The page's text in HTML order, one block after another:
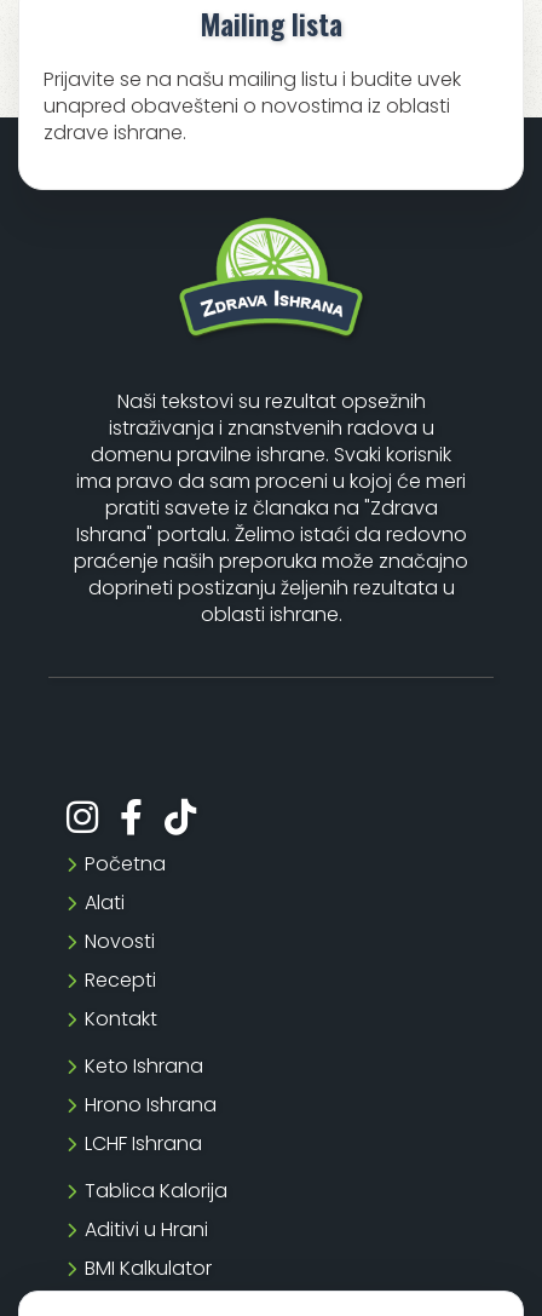
Mailing lista
Prijavite se na našu mailing listu i budite uvek
unapred obavešteni o novostima iz oblasti
zdrave ishrane.
Naši tekstovi su rezultat opsežnih
istraživanja i znanstvenih radova u
domenu pravilne ishrane. Svaki korisnik
ima pravo da sam proceni u kojoj će meri
pratiti savete iz članaka na "Zdrava
Ishrana" portalu. Želimo istaći da redovno
praćenje naših preporuka može značajno
doprineti postizanju željenih rezultata u
oblasti ishrane.
Početna
Alati
Novosti
Recepti
Kontakt
Keto Ishrana
Hrono Ishrana
LCHF Ishrana
Tablica Kalorija
Aditivi u Hrani
BMI Kalkulator